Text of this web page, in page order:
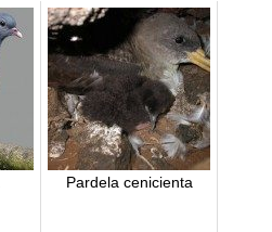
Pardela cenicienta